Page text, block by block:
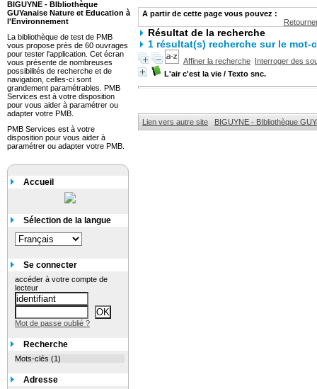
A partir de cette page vous pouvez :
Résultat de la recherche
1 résultat(s) recherche sur le mot-
Affiner la recherche Interroger des
L'air c'est la vie / Texto snc.
Lien vers autre site BIGUYNE - BIbliothèque
BIGUYNE - BIbliothèque
GUYanaise Nature et Education à
l'Environnement
La bibliothèque de test de PMB
vous propose près de 60 ouvrages
pour tester l'application. Cet écran
vous présente de nombreuses
possibilités de recherche et de
navigation, celles-ci sont
grandement paramétrables. PMB
Services est à votre disposition
pour vous aider à paramétrer ou
adapter votre PMB.
PMB Services est à votre
disposition pour vous aider à
paramétrer ou adapter votre PMB.
Accueil
Sélection de la langue
Se connecter
accéder à votre compte de
lecteur
Mot de passe oublié ?
Recherche
Mots-clés (1)
Adresse